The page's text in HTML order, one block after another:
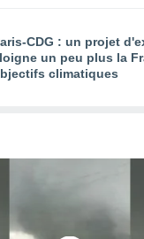
CDG : un projet
un peu plus la
climatiques